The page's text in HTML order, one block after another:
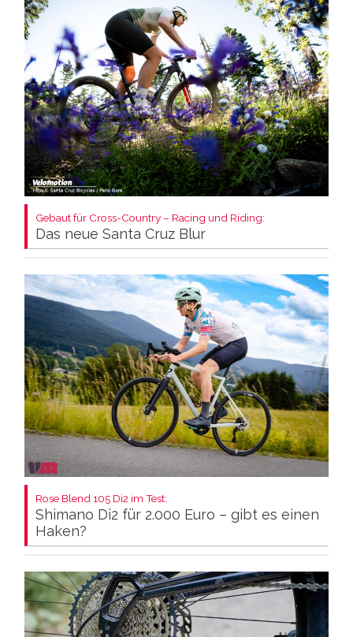
Gebaut für Cross-Country – Racing und Riding:
Das neue Santa Cruz Blur
Rose Blend 105 Di2 im Test:
Shimano Di2 für 2.000 Euro – gibt es einen
Haken?